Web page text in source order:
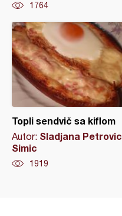
1764
Topli sendvič sa kiflom
Autor: Sladjana Petrovic
Simic
1919